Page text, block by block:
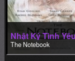
Nhật Ký Tình
The Notebook